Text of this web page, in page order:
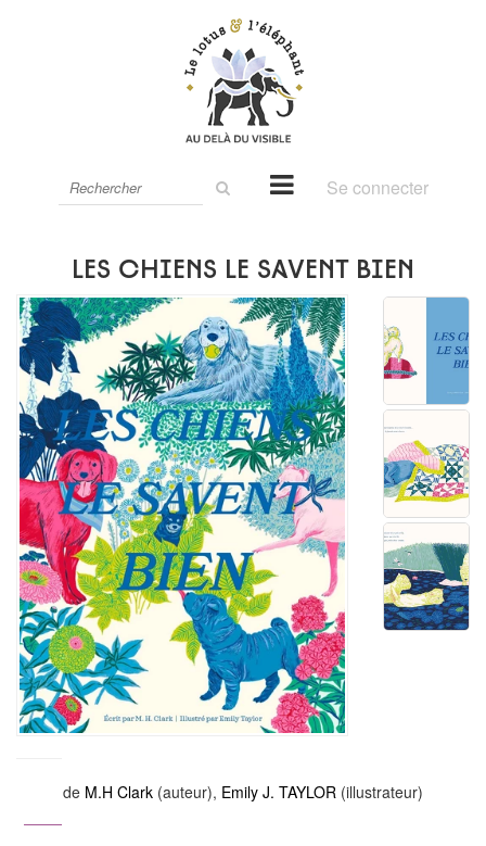
le
Se connecter
Les chiens le savent bien
de M.H Clark (auteur), Emily J. TAYLOR (illustrateur)